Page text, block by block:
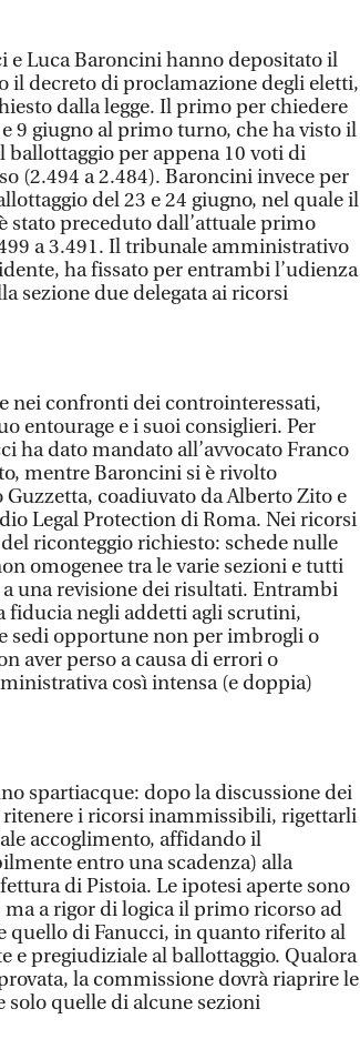
e Luca Baroncini hanno depositato il
il decreto di proclamazione degli eletti,
dalla legge. Il primo per chiedere
9 giugno al primo turno, che ha visto il
per appena 10 voti di
(2.494 a 2.484). Baroncini invece per
del 23 e 24 giugno, nel quale il
stato preceduto dall’attuale primo
a 3.491. Il tribunale amministrativo
ha fissato per entrambi l’udienza
sezione due delegata ai ricorsi
nei confronti dei controinteressati,
entourage e i suoi consiglieri. Per
ha dato mandato all’avvocato Franco
mentre Baroncini si è rivolto
Guzzetta, coadiuvato da Alberto Zito e
Legal Protection di Roma. Nei ricorsi
riconteggio richiesto: schede nulle
omogenee tra le varie sezioni e tutti
una revisione dei risultati. Entrambi
negli addetti agli scrutini,
sedi opportune non per imbrogli o
aver perso a causa di errori o
così intensa (e doppia)
spartiacque: dopo la discussione dei
ritenere i ricorsi inammissibili, rigettarli
accoglimento, affidando il
entro una scadenza) alla
di Pistoia. Le ipotesi aperte sono
a rigor di logica il primo ricorso ad
quello di Fanucci, in quanto riferito al
e pregiudiziale al ballottaggio. Qualora
la commissione dovrà riaprire le
solo quelle di alcune sezioni